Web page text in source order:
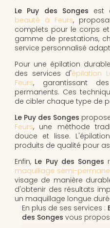
Le Puy des Songes est
beauté à Feurs,
complets pour le corps
gamme de prestations,
service personnalisé
Pour une épilation
des services d'épilation
Feurs, garantissant
permanents. Ces
de cibler chaque type de
Le Puy des Songes
Feurs, une méthode
douce et lisse.
produits de qualité pour
Enfin, Le Puy des Songes
maquillage semi-
visage de manière
d'obtenir des résultats
un maquillage longue
En plus de ses services :
des Songes vous